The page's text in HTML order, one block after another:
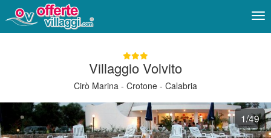
Villaggio Volvito
Cirò Marina - Crotone - Calabria
1/49